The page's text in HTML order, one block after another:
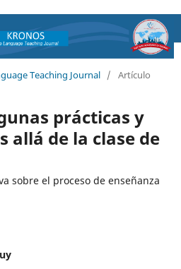
Teaching Journal / Artículo
prácticas y
allá de la clase de
sobre el proceso de enseñanza